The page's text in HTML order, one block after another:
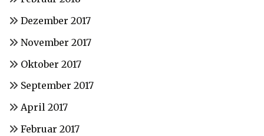
Dezember 2017
November 2017
Oktober 2017
September 2017
April 2017
Februar 2017